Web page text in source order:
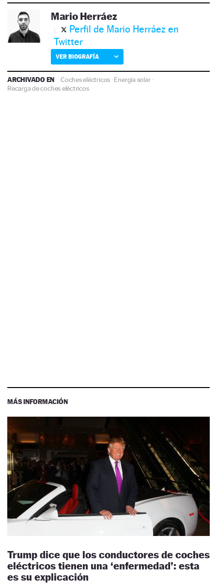
Mario Herráez
Perfil de Mario Herráez en
Twitter
VER BIOGRAFÍA
ARCHIVADO EN Coches eléctricos ·Energía solar·
Recarga de coches eléctricos
MÁS INFORMACIÓN
Trump dice que los conductores de coches
eléctricos tienen una ‘enfermedad’: esta
es su explicación